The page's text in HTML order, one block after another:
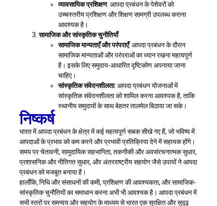
व्यावसायिक प्रशिक्षण: आपदा प्रबंधन के पेशेवरों को
उच्चस्तरीय प्रशिक्षण और शिक्षण सामग्री उपलब्ध कराना
आवश्यक है।
सामाजिक और सांस्कृतिक चुनौतियाँ
सामाजिक मान्यताएँ और परंपराएँ: आपदा प्रबंधन के दौरान
सामाजिक मान्यताओं और परंपराओं का ध्यान रखना महत्वपूर्ण
है। इसके लिए समुदाय-आधारित दृष्टिकोण अपनाया जाना
चाहिए।
सांस्कृतिक संवेदनशीलता: आपदा प्रबंधन योजनाओं में
सांस्कृतिक संवेदनशीलता को शामिल करना आवश्यक है, ताकि
स्थानीय समुदायों के साथ बेहतर तालमेल बिठाया जा सके।
निष्कर्ष
भारत में आपदा प्रबंधन के क्षेत्र में कई महत्वपूर्ण सबक सीखे गए हैं, जो भविष्य में
आपदाओं के प्रभाव को कम करने और प्रभावी प्रतिक्रिया देने में सहायक होंगे।
समय पर चेतावनी, सामुदायिक सहभागिता, तकनीकी और अवसंरचनात्मक सुधार,
प्रशासनिक और नीतिगत सुधार, और अंतरराष्ट्रीय सहयोग जैसे उपायों ने आपदा
प्रबंधन को मजबूत बनाया है।
हालाँकि, निधि और संसाधनों की कमी, प्रशिक्षण की आवश्यकता, और सामाजिक-
सांस्कृतिक चुनौतियों का समाधान करना अभी भी आवश्यक है। आपदा प्रबंधन में
सभी स्तरों पर समन्वय और सहयोग के माध्यम से भारत एक सुरक्षित और सुदृढ़